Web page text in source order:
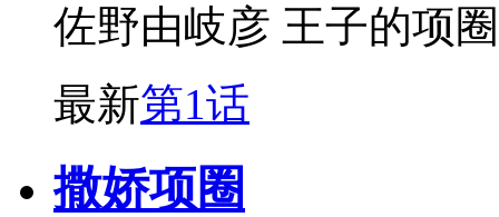
佐野由岐彦 王子的项圈
最新第1话
撒娇项圈